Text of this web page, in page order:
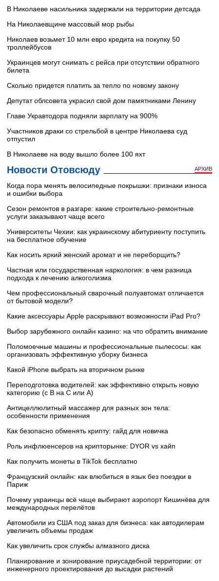
В Николаеве насильника задержали на территории детсада
На Николаевщине массовый мор рыбы
Николаев возьмет 10 млн евро кредита на покупку 50
троллейбусов
Украинцев могут снимать с рейса при отсутствии обратного
билета
Сколько придется платить за тепло по новому закону
Депутат облсовета украсил свой дом памятниками Ленину
Главе Укравтодора подняли зарплату на 900%
Участников драки со стрельбой в центре Николаева суд
отпустил
В Николаеве на воду вышло более 100 яхт
Новости Отовсюду АРХИВ
Когда пора менять велосипедные покрышки: признаки износа
и ошибки выбора
Сезон ремонтов в разгаре: какие строительно-ремонтные
услуги заказывают чаще всего
Университеты Чехии: как украинскому абитуриенту поступить
на бесплатное обучение
Как носить яркий женский аромат и не переборщить?
Частная или государственная наркология: в чем разница
подхода к лечению алкоголизма
Чем профессиональный сварочный полуавтомат отличается
от бытовой модели?
Какие аксессуары Apple раскрывают возможности iPad Pro?
Выбор зарубежного онлайн казино: на что обратить внимание
Поломоечные машины и профессиональные пылесосы: как
организовать эффективную уборку бизнеса
Какой iPhone выбрать на вторичном рынке
Переподготовка водителей: как эффективно открыть новую
категорию (с B на C или А)
Антицеллюлитный массажер для разных зон тела:
особенности применения
Как безопасно обменять крипту: гайд для новичка
Роль инфлюенсеров на крипторынке: DYOR vs хайп
Как получить монеты в TikTok бесплатно
Французский онлайн: как влюбиться в язык без поездки в
Париж
Почему украинцы всё чаще выбирают аэропорт Кишинёва для
международных перелётов
Автомобили из США под заказ для бизнеса: как автодилерам
увеличить объемы продаж
Как увеличить срок службы алмазного диска
Планирование и зонирование приусадебной территории: от
инженерного проектирования до высадки растений